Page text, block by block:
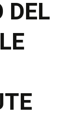
DEL